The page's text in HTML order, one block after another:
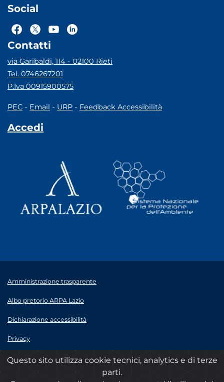
Social
Contatti
via Garibaldi, 114 - 02100 Rieti
Tel. 0746267201
P.Iva 00915900575
PEC - Email - URP - Feedback Accessibilità
Accedi
Amministrazione trasparente
Albo pretorio ARPA Lazio
Dichiarazione accessibilità
Privacy
Note legali
© 2020 ARPA Lazio - P.Iva 00915900575
Questo sito utilizza cookie tecnici, analytics e di terze
parti.